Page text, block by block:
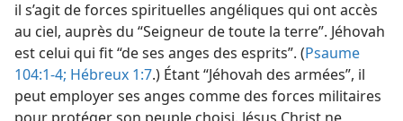
il s’agit de forces spirituelles angéliques qui ont accès
au ciel, auprès du “Seigneur de toute la terre”. Jéhovah
est celui qui fit “de ses anges des esprits”. (Psaume
104:1-4; Hébreux 1:7.) Étant “Jéhovah des armées”, il
peut employer ses anges comme des forces militaires